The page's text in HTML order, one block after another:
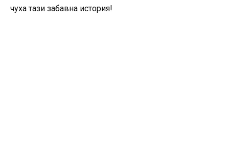
чуха тази забавна история!